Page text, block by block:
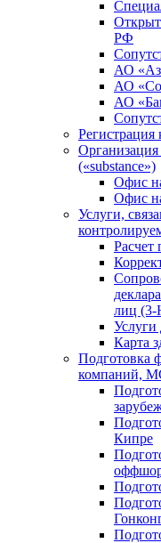
РФ
АО
АО
АО
Организация
(«substance»)
Офис
Офис
Услуги,
лиц
Карта
Подготовка
компаний,
Кипре